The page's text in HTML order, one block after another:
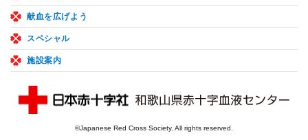
献血を広げよう
スペシャル
施設案内
©Japanese Red Cross Society. All rights reserved.